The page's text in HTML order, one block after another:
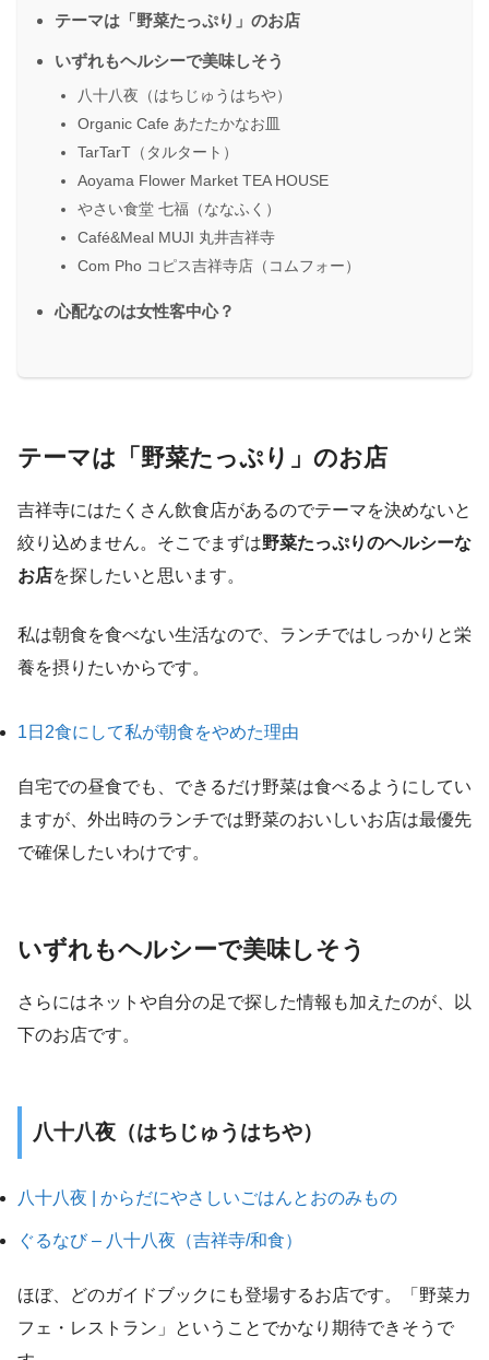
テーマは「野菜たっぷり」のお店
いずれもヘルシーで美味しそう
八十八夜（はちじゅうはちや）
Organic Cafe あたたかなお皿
TarTarT（タルタート）
Aoyama Flower Market TEA HOUSE
やさい食堂 七福（ななふく）
Café&Meal MUJI 丸井吉祥寺
Com Pho コピス吉祥寺店（コムフォー）
心配なのは女性客中心？
テーマは「野菜たっぷり」のお店
吉祥寺にはたくさん飲食店があるのでテーマを決めないと
絞り込めません。そこでまずは野菜たっぷりのヘルシーな
お店を探したいと思います。
私は朝食を食べない生活なので、ランチではしっかりと栄
養を摂りたいからです。
1日2食にして私が朝食をやめた理由
自宅での昼食でも、できるだけ野菜は食べるようにしてい
ますが、外出時のランチでは野菜のおいしいお店は最優先
で確保したいわけです。
いずれもヘルシーで美味しそう
さらにはネットや自分の足で探した情報も加えたのが、以
下のお店です。
八十八夜（はちじゅうはちや）
八十八夜 | からだにやさしいごはんとおのみもの
ぐるなび – 八十八夜（吉祥寺/和食）
ほぼ、どのガイドブックにも登場するお店です。「野菜カ
フェ・レストラン」ということでかなり期待できそうで